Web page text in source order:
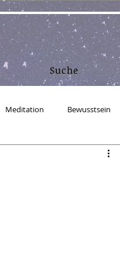
Suche
Meditation Bewusstsein
Muskelaufbau